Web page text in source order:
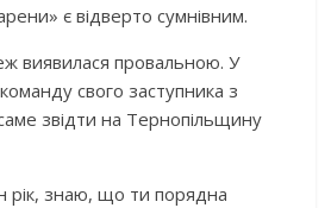
є відверто сумнівним.
виявилася провальною. У
свого заступника з
звідти на Тернопільщину
рік, знаю, що ти порядна